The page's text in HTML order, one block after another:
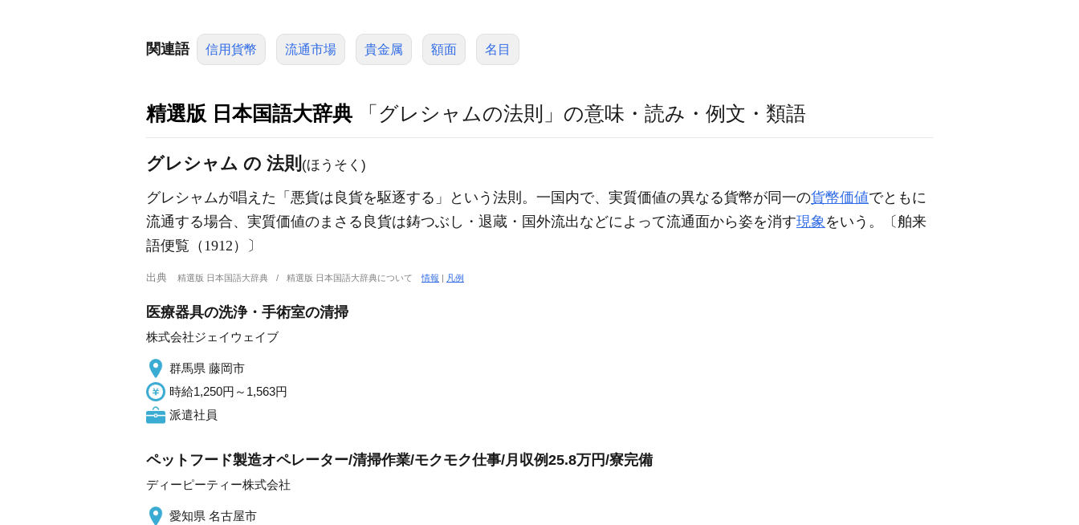
関連語 信用貨幣 流通市場 貴金属 額面 名目
精選版 日本国語大辞典 「グレシャムの法則」の意味・読み・例文・類語
グレシャム の 法則 (ほうそく)
グレシャムが唱えた「悪貨は良貨を駆逐する」という法則。一国内で、実質価値の異なる貨幣が同一の貨幣価値でともに
流通する場合、実質価値のまさる良貨は鋳つぶし・退蔵・国外流出などによって流通面から姿を消す現象 をいう。〔舶来
語便覧（1912）〕
出典 精選版 日本国語大辞典 精選版 日本国語大辞典について情報 | 凡例
医療器具の洗浄・手術室の清掃
株式会社ジェイウェイブ
群馬県 藤岡市
時給1,250円～1,563円
派遣社員
ペットフード製造オペレーター/清掃作業/モクモク仕事/月収例25.8万円/寮完備
ディーピーティー株式会社
愛知県 名古屋市